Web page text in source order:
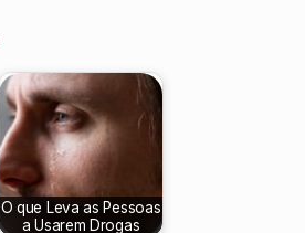
O que Leva as Pessoas
a Usarem Drogas